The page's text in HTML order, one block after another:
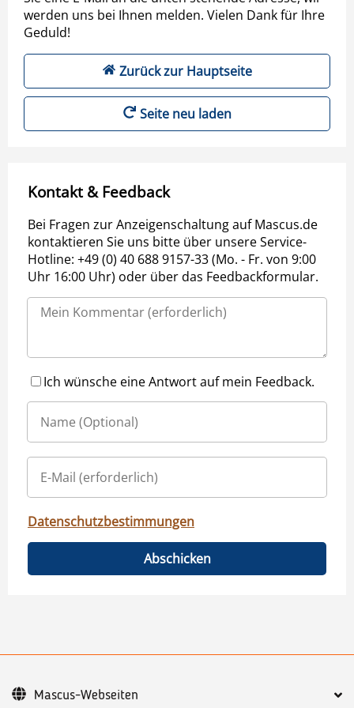
werden uns bei Ihnen melden. Vielen Dank für Ihre
Geduld!
Zurück zur Hauptseite
Seite neu laden
Kontakt & Feedback
Bei Fragen zur Anzeigenschaltung auf Mascus.de
kontaktieren Sie uns bitte über unsere Service-
Hotline: +49 (0) 40 688 9157-33 (Mo. - Fr. von 9:00
Uhr 16:00 Uhr) oder über das Feedbackformular.
Ich wünsche eine Antwort auf mein Feedback.
Datenschutzbestimmungen
Abschicken
Mascus-Webseiten